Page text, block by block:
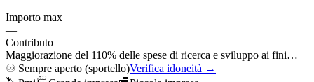
Importo max
—
Contributo
Maggiorazione del 110% delle spese di ricerca e sviluppo ai fini…
♾️ Sempre aperto (sportello)Verifica idoneità →